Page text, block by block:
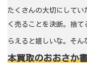
たくさんの大切にしてい
く売ることを決断。捨
らえると嬉しいな。そ
本買取のおおさか